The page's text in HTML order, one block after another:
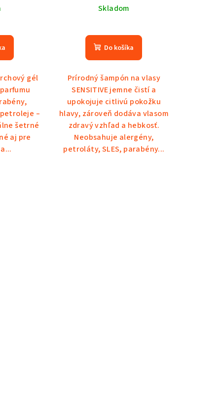
gél
–
šetrné
aj pre
Skladom
Do košíka
Prírodný šampón na vlasy
SENSITIVE jemne čistí a
upokojuje citlivú pokožku
hlavy, zároveň dodáva vlasom
zdravý vzhľad a hebkosť.
Neobsahuje alergény,
petroláty, SLES, parabény...